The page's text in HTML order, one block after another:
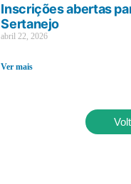
Inscrições abertas
Sertanejo
abril 22, 2026
Ver mais